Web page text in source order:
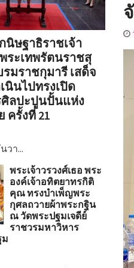
นิษฐาธิราชเจ้า
ระเทพรัตนราชสุ
มราชกุมารี เสด็จ
นินไปทรงเปิด
ลปะปูนปั้นแห่ง
ครั้งที่ 21
วา...
พระเจ้าวรวงศ์เธอ พระ
องค์เจ้าอทิตยาทรกิติ
คุณ ทรงบำเพ็ญพระ
กุศลถวายผ้าพระกฐิน
ณ วัดพระปฐมเจดีย์
ราชวรมหาวิหาร
ม